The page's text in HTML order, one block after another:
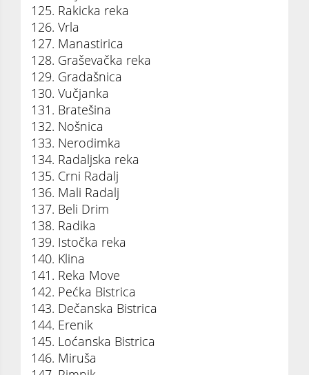
125. Rakicka reka
126. Vrla
127. Manastirica
128. Graševačka reka
129. Gradašnica
130. Vučjanka
131. Bratešina
132. Nošnica
133. Nerodimka
134. Radaljska reka
135. Crni Radalj
136. Mali Radalj
137. Beli Drim
138. Radika
139. Istočka reka
140. Klina
141. Reka Move
142. Pećka Bistrica
143. Dečanska Bistrica
144. Erenik
145. Loćanska Bistrica
146. Miruša